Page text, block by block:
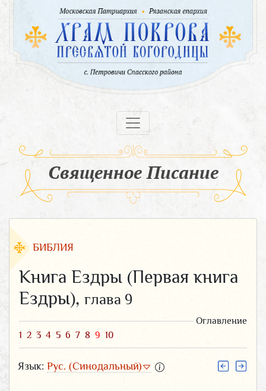
Священное Писание
БИБЛИЯ
Книга Ездры (Первая книга
Ездры), глава 9
Оглавление
1 2 3 4 5 6 7 8 9 10
Язык: Рус. (Синодальный)